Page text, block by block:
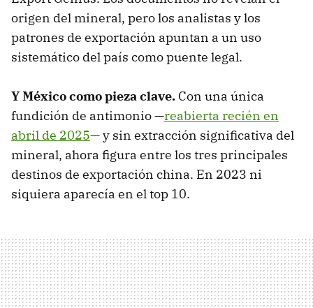
origen del mineral, pero los analistas y los
patrones de exportación apuntan a un uso
sistemático del país como puente legal.
Y México como pieza clave. Con una única
fundición de antimonio —reabierta recién en
abril de 2025— y sin extracción significativa del
mineral, ahora figura entre los tres principales
destinos de exportación china. En 2023 ni
siquiera aparecía en el top 10.